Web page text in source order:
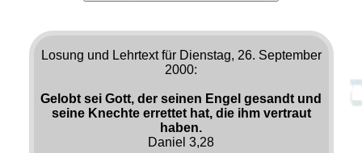
Losung und Lehrtext für Dienstag, 26. September
2000:
Gelobt sei Gott, der seinen Engel gesandt und
seine Knechte errettet hat, die ihm vertraut
haben.
Daniel 3,28